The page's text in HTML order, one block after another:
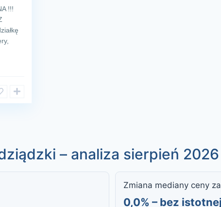
!!!
– analiza sierpień 2026
Zmiana mediany ceny
0,0% – bez